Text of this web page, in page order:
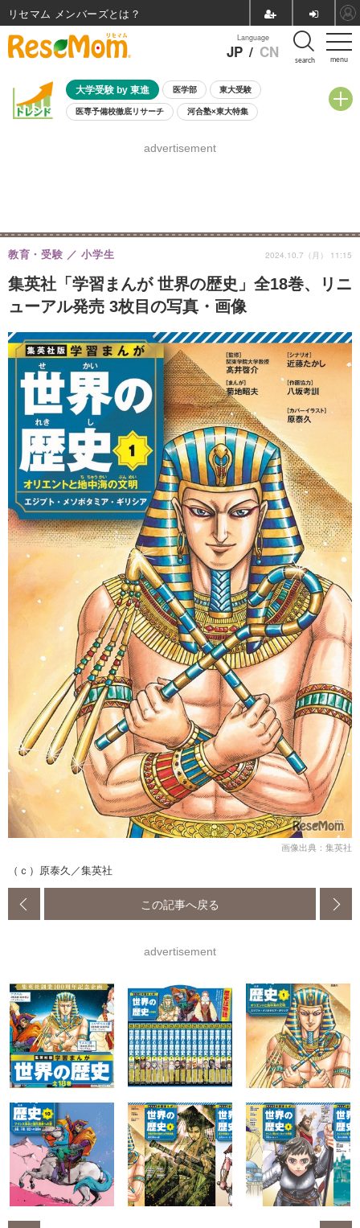
menu
Language
JP / CN search
大学受験 by 東進 医学部 東大受験
医専予備校徹底リサーチ 河合塾×東大特集
8月開催学校説明会・相談会
advertisement
集英社「学習まんが 世界の歴史」全18巻、リニ
ューアル発売 3枚目の写真・画像
教育・受験 小学生 2024.10.7（月） 11:15
画像出典：集英社
（ｃ）原泰久／集英社
この記事へ戻る
advertisement
リセマム メンバーズ